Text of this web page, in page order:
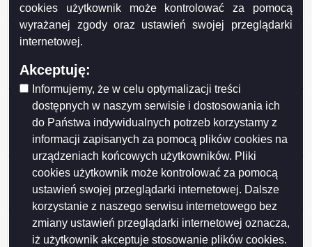
cookies użytkownik może kontrolować za pomocą
wyrażanej zgody oraz ustawień swojej przeglądarki
internetowej.
Akceptuję:
Informujemy, że w celu optymalizacji treści
dostępnych w naszym serwisie i dostosowania ich
do Państwa indywidualnych potrzeb korzystamy z
informacji zapisanych za pomocą plików cookies na
urządzeniach końcowych użytkowników. Pliki
cookies użytkownik może kontrolować za pomocą
ustawień swojej przeglądarki internetowej. Dalsze
korzystanie z naszego serwisu internetowego bez
zmiany ustawień przeglądarki internetowej oznacza,
iż użytkownik akceptuje stosowanie plików cookies.
z dnia 2026-03-19
Oferta pracy na stanowisku naczelnik/czka w Wydziale
Gospodarki Komunalnej i Ochrony Środowiska w
Urzędzie Miejskim w Suwałkach w wymiarze 1 etatu - z
dnia 2026-02-17
Oferta pracy na stanowisku młodszy
wychowawca/czyni w Placówce Opiekuńczo-
Wychowawczej w Suwałkach w wymiarze 1 etatu - z
dnia 2026-02-12
Oferta pracy na stanowisku samodzielny referent/-ka w
Placówce Opiekuńczo-Wychowawczej w Suwałkach w
wymiarze 1 etatu (zastępstwo) - z dnia 2026-02-02
Oferta pracy na stanowisku podinspektor/-ka w
Urzędzie Stanu Cywilnego Urzędu Miejskiego w